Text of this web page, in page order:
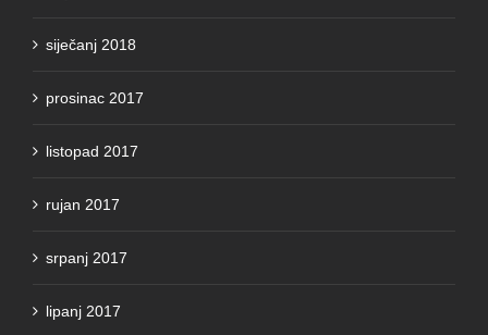
siječanj 2018
prosinac 2017
listopad 2017
rujan 2017
srpanj 2017
lipanj 2017